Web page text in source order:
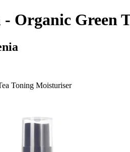
- Organic Green
Toning Moisturiser